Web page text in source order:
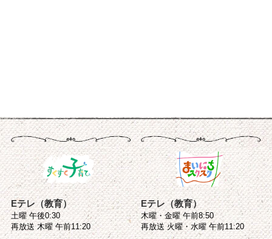
Eテレ（教育）
土曜 午後0:30
再放送 木曜 午前11:20
Eテレ（教育）
木曜・金曜 午前8:50
再放送 火曜・水曜 午前11:20